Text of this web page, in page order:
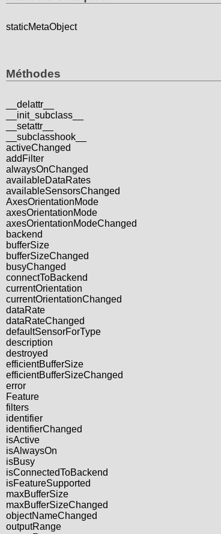
staticMetaObject
Méthodes
__delattr__
__init_subclass__
__setattr__
__subclasshook__
activeChanged
addFilter
alwaysOnChanged
availableDataRates
availableSensorsChanged
AxesOrientationMode
axesOrientationMode
axesOrientationModeChanged
backend
bufferSize
bufferSizeChanged
busyChanged
connectToBackend
currentOrientation
currentOrientationChanged
dataRate
dataRateChanged
defaultSensorForType
description
destroyed
efficientBufferSize
efficientBufferSizeChanged
error
Feature
filters
identifier
identifierChanged
isActive
isAlwaysOn
isBusy
isConnectedToBackend
isFeatureSupported
maxBufferSize
maxBufferSizeChanged
objectNameChanged
outputRange